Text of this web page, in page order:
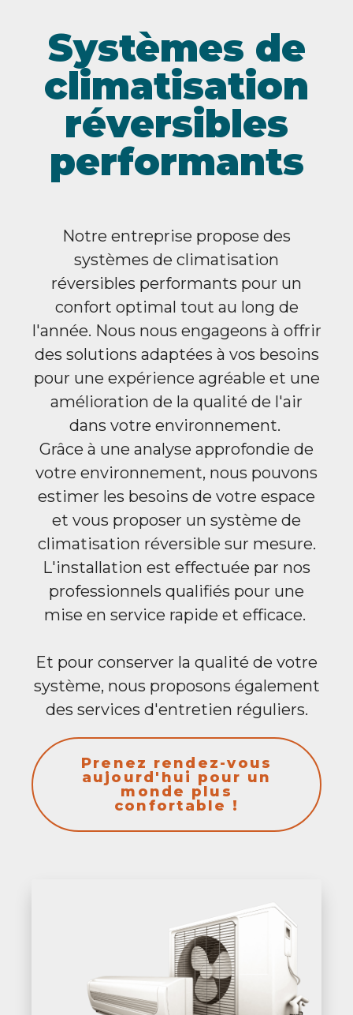
Systèmes de
climatisation
réversibles
performants
Notre entreprise propose des
systèmes de climatisation
réversibles performants pour un
confort optimal tout au long de
l'année. Nous nous engageons à offrir
des solutions adaptées à vos besoins
pour une expérience agréable et une
amélioration de la qualité de l'air
dans votre environnement.
Grâce à une analyse approfondie de
votre environnement, nous pouvons
estimer les besoins de votre espace
et vous proposer un système de
climatisation réversible sur mesure.
L'installation est effectuée par nos
professionnels qualifiés pour une
mise en service rapide et efficace.
Et pour conserver la qualité de votre
système, nous proposons également
des services d'entretien réguliers.
Prenez rendez-vous
aujourd'hui pour un
monde plus
confortable !